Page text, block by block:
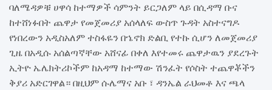
ባለሜዳዎቹ ሀዋሳ ከተማዎች ሳምንት ይርጋለም ላይ በሲዳማ ቡና
ከተሸነፉበት ጨዋታ የመጀመሪያ አሰላለፍ ውስጥ ጉዳት አስተናግዶ
የነበረውን አዲስአለም ተስፋዬን በኄኖክ ድልቢ የተኩ ሲሆን ለመጀመሪያ
ጊዜ በአዲሱ አሰልጣኛቸው አሸናፊ በቀለ እየተመሩ ጨዋታዉን ያደረጉት
ኢትዮ ኤሌክትሪኮችም ከአዳማ ከተማው ሽንፈት የሶስት ተጨዋቾችን
ቅያሪ አድርገዋል። በዚህም ሱሌማና አቡ ፣ ዳንኤል ራህመቶ እና ጫላ